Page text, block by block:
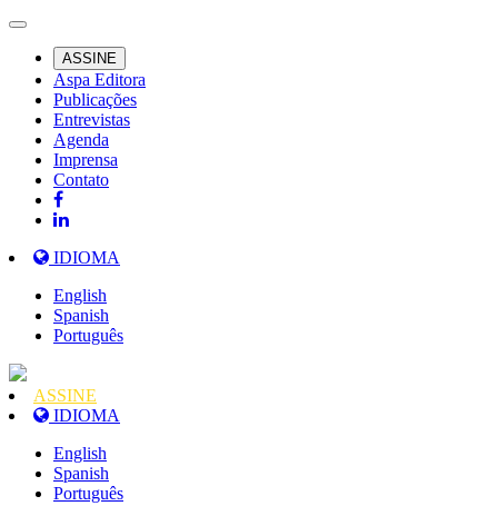
ASSINE
Aspa Editora
Publicações
Entrevistas
Agenda
Imprensa
Contato
IDIOMA
English
Spanish
Português
ASSINE
IDIOMA
English
Spanish
Português